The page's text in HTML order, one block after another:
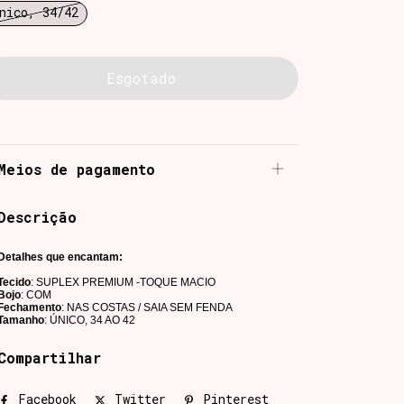
34/42
de pagamento
que encantam:
: SUPLEX PREMIUM -TOQUE MACIO
: COM
: NAS COSTAS / SAIA SEM FENDA
: ÚNICO, 34 AO 42
Facebook Twitter Pinterest